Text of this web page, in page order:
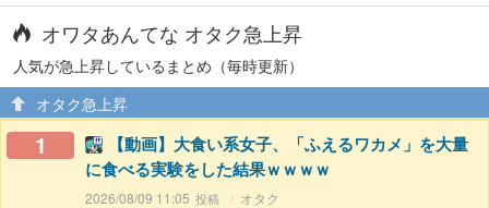
オワタあんてな オタク急上昇
人気が急上昇しているまとめ（毎時更新）
オタク急上昇
1
【動画】大食い系女子、「ふえるワカメ」を大量
に食べる実験をした結果ｗｗｗｗ
2026/08/09 11:05 オタク